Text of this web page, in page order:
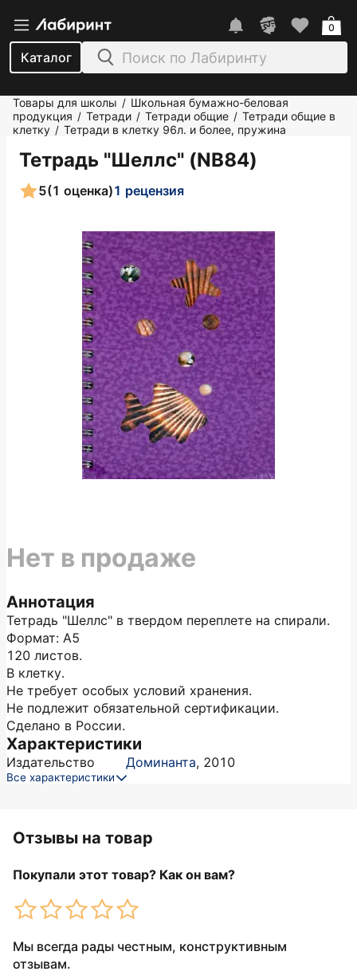
Каталог
0
Товары для школы / Школьная бумажно-беловая
продукция / Тетради / Тетради общие / Тетради общие в
клетку / Тетради в клетку 96л. и более, пружина
Тетрадь "Шеллс" (NB84)
5(1 оценка)1 рецензия
Аннотация
Тетрадь "Шеллс" в твердом переплете на спирали.
Формат: А5
120 листов.
В клетку.
Не требует особых условий хранения.
Не подлежит обязательной сертификации.
Сделано в России.
Характеристики
Издательство Доминанта, 2010
Все характеристики
Нет в продаже
Отзывы на товар
Покупали этот товар? Как он вам?
Мы всегда рады честным, конструктивным
отзывам.